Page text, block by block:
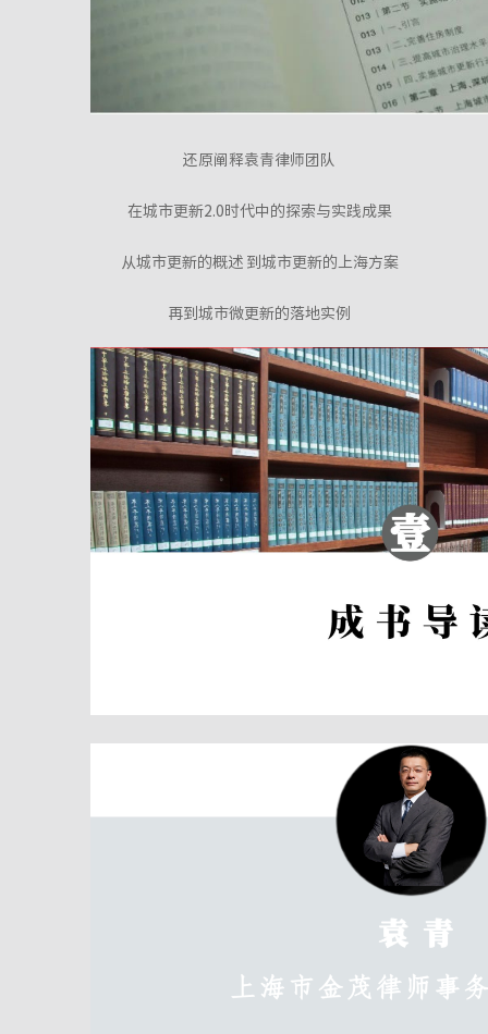
还原阐释袁青律师团队
在城市更新2.0时代中的探索与实践成果
从城市更新的概述 到城市更新的上海方案
再到城市微更新的落地实例